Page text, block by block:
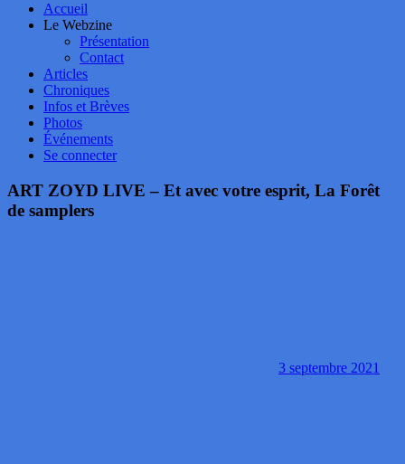
Accueil
Le Webzine
Présentation
Contact
Articles
Chroniques
Infos et Brèves
Photos
Événements
Se connecter
ART ZOYD LIVE – Et avec votre esprit, La Forêt
de samplers
3 septembre 2021